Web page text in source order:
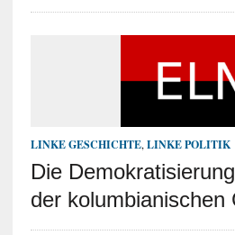
LINKE GESCHICHTE, LINKE POLITIK
Die
der kolumbianischen